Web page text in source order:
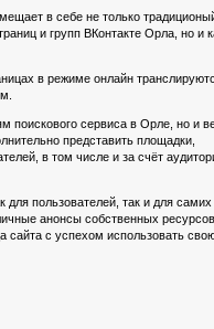
в себе не только
и групп ВКонтакте Орла, но и
в режиме онлайн
поискового сервиса в Орле, но и
представить площадки,
в том числе и за счёт
пользователей, так и для самих
анонсы собственных
сайта с успехом использовать